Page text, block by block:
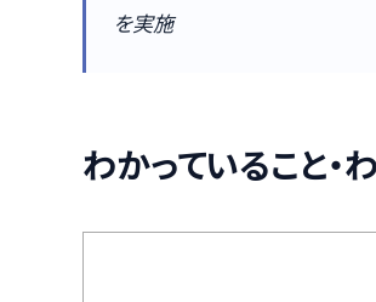
を実施
わかっていること・